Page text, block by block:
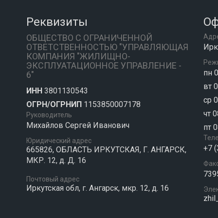
Реквизиты
ОБЩЕСТВО С ОГРАНИЧЕННОЙ
ОТВЕТСТВЕННОСТЬЮ "УПРАВЛЯЮЩАЯ
КОМПАНИЯ "ЖИЛИЩНО-
ЭКСПЛУАТАЦИОННОЕ УПРАВЛЕНИЕ -
6"
ИНН 3801130543
ОГРН/ОГРНИП 1153850007178
Руководитель
Михайлов Сергей Иванович
Юридический адрес
665826, ОБЛАСТЬ ИРКУТСКАЯ, Г. АНГАРСК,
МКР. 12, д. Д. 16
Почтовый адрес
Иркутская обл, г. Ангарск, мкр. 12, д. 16
пн
вт
ср
чт
пт
+7